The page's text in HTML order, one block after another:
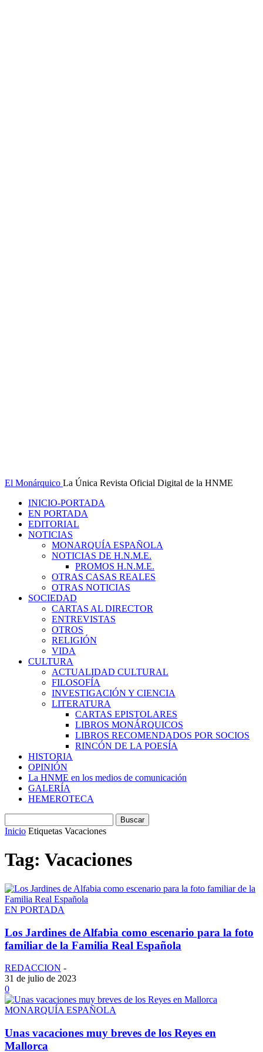
El Monárquico La Única Revista Oficial Digital de la HNME
INICIO-PORTADA
EN PORTADA
EDITORIAL
NOTICIAS
MONARQUÍA ESPAÑOLA
NOTICIAS DE H.N.M.E.
PROMOS H.N.M.E.
OTRAS CASAS REALES
OTRAS NOTICIAS
SOCIEDAD
CARTAS AL DIRECTOR
ENTREVISTAS
OTROS
RELIGIÓN
VIDA
CULTURA
ACTUALIDAD CULTURAL
FILOSOFÍA
INVESTIGACIÓN Y CIENCIA
LITERATURA
CARTAS EPISTOLARES
LIBROS MONÁRQUICOS
LIBROS RECOMENDADOS POR SOCIOS
RINCÓN DE LA POESÍA
HISTORIA
OPINIÓN
La HNME en los medios de comunicación
GALERÍA
HEMEROTECA
Inicio Etiquetas Vacaciones
Tag: Vacaciones
EN PORTADA
Los Jardines de Alfabia como escenario para la foto
familiar de la Familia Real Española
REDACCION -
31 de julio de 2023
0
MONARQUÍA ESPAÑOLA
Unas vacaciones muy breves de los Reyes en
Mallorca